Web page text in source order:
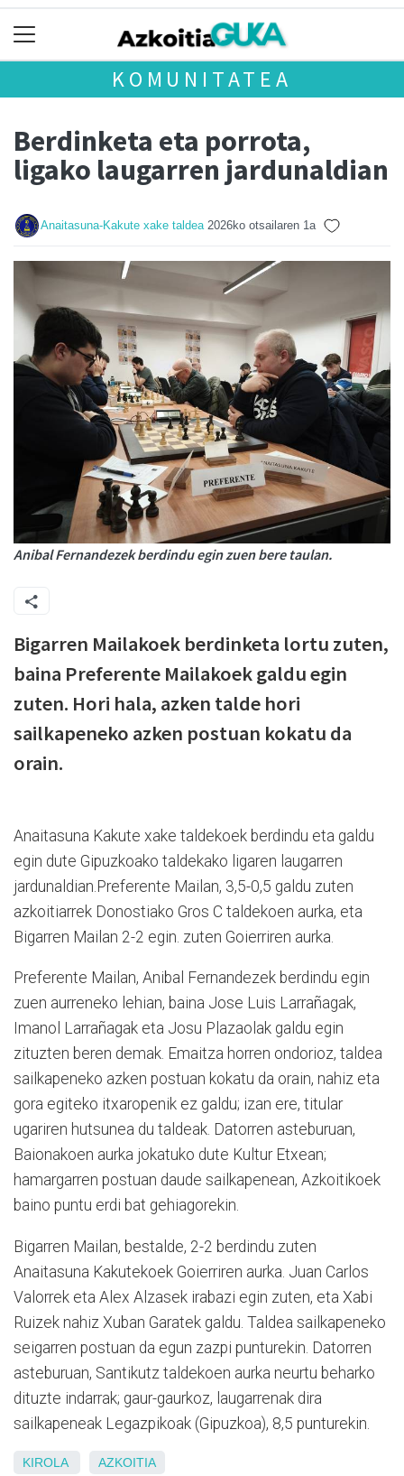
KOMUNITATEA
Berdinketa eta porrota,
ligako laugarren jardunaldian
Anaitasuna-Kakute xake taldea 2026ko otsailaren 1a
Anibal Fernandezek berdindu egin zuen bere taulan.
Bigarren Mailakoek berdinketa lortu zuten,
baina Preferente Mailakoek galdu egin
zuten. Hori hala, azken talde hori
sailkapeneko azken postuan kokatu da
orain.
Anaitasuna Kakute xake taldekoek berdindu eta galdu
egin dute Gipuzkoako taldekako ligaren laugarren
jardunaldian.Preferente Mailan, 3,5-0,5 galdu zuten
azkoitiarrek Donostiako Gros C taldekoen aurka, eta
Bigarren Mailan 2-2 egin. zuten Goierriren aurka.
Preferente Mailan, Anibal Fernandezek berdindu egin
zuen aurreneko lehian, baina Jose Luis Larrañagak,
Imanol Larrañagak eta Josu Plazaolak galdu egin
zituzten beren demak. Emaitza horren ondorioz, taldea
sailkapeneko azken postuan kokatu da orain, nahiz eta
gora egiteko itxaropenik ez galdu; izan ere, titular
ugariren hutsunea du taldeak. Datorren asteburuan,
Baionakoen aurka jokatuko dute Kultur Etxean;
hamargarren postuan daude sailkapenean, Azkoitikoek
baino puntu erdi bat gehiagorekin.
Bigarren Mailan, bestalde, 2-2 berdindu zuten
Anaitasuna Kakutekoek Goierriren aurka. Juan Carlos
Valorrek eta Alex Alzasek irabazi egin zuten, eta Xabi
Ruizek nahiz Xuban Garatek galdu. Taldea sailkapeneko
seigarren postuan da egun zazpi punturekin. Datorren
asteburuan, Santikutz taldekoen aurka neurtu beharko
dituzte indarrak; gaur-gaurkoz, laugarrenak dira
sailkapeneak Legazpikoak (Gipuzkoa), 8,5 punturekin.
KIROLA AZKOITIA